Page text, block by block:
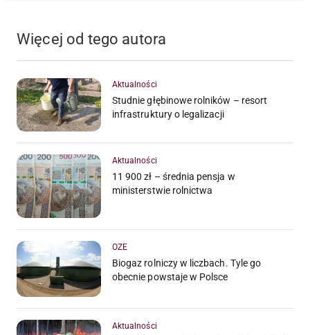
Więcej od tego autora
Aktualności
Studnie głębinowe rolników – resort
infrastruktury o legalizacji
Aktualności
11 900 zł – średnia pensja w
ministerstwie rolnictwa
OZE
Biogaz rolniczy w liczbach. Tyle go
obecnie powstaje w Polsce
Aktualności